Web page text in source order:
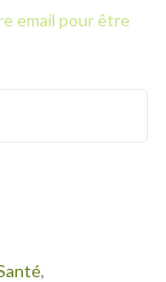
email pour être
,